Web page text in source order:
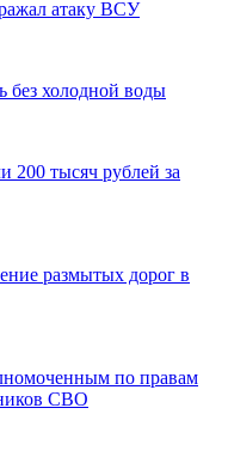
атаку ВСУ
без холодной воды
200 тысяч рублей за
размытых дорог в
по правам
СВО